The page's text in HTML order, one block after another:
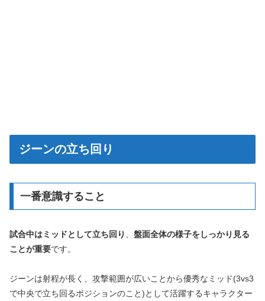
ジーンの立ち回り
一番意識すること
試合中はミッドとして立ち回り
盤面全体の様子をしっかり見る
ことが重要です。
ジーンは射程が長く、攻撃範囲が広いことから優秀なミッド(3vs3
で中央で立ち回るポジションのこと)として活躍するキャラクター